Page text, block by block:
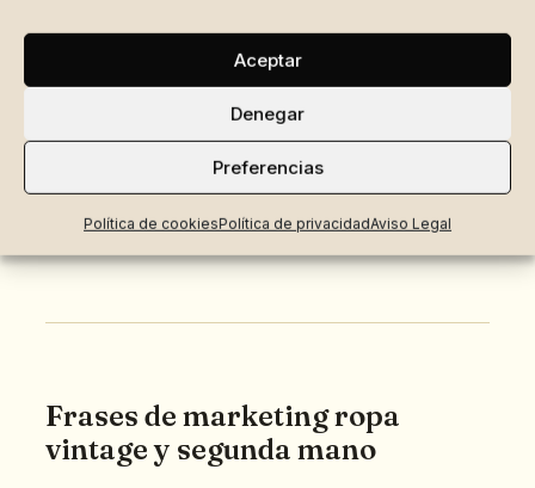
Aceptar
Denegar
Preferencias
Política de cookiesPolítica de privacidadAviso Legal
gym solo para estrenarlo.
51
Entrena como si nadie mirara. Viste como
si todos lo hicieran.
Frases de marketing ropa
vintage y segunda mano